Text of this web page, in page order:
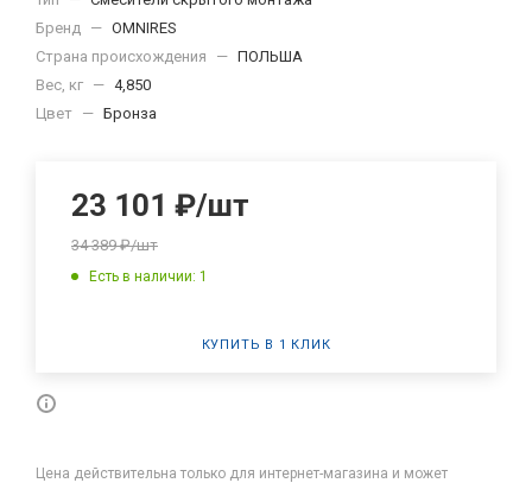
Бренд — OMNIRES
Страна происхождения
— ПОЛЬША
Вес, кг — 4,850
Цвет — Бронза
23 101 ₽/шт
34 389₽/шт
Есть в наличии: 1
КУПИТЬ В 1 КЛИК
Цена действительна только для интернет-магазина и может